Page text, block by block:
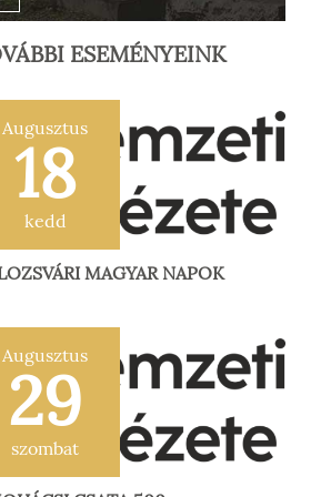
ESEMÉNYEINK
Augusztus
18
kedd
MAGYAR NAPOK
Augusztus
29
szombat